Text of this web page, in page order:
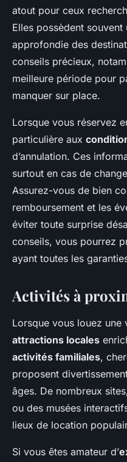
atout pour ceux
Elles possèdent souvent
approfondie des
conseils précieux,
meilleure période pour
manquer sur place.
Lorsque vous réservez
particulière aux
d’annulation. Ces
surtout en cas de
Assurez-vous de bien
remboursement et les
éviter toute surprise
conseils, vous pourrez
ayant toutes les
Activités à
Lorsque vous louez une
attractions locales
activités familiales,
proposent
âges. De nombreux
ou des musées
lieux de location
Si vous êtes amateur d’